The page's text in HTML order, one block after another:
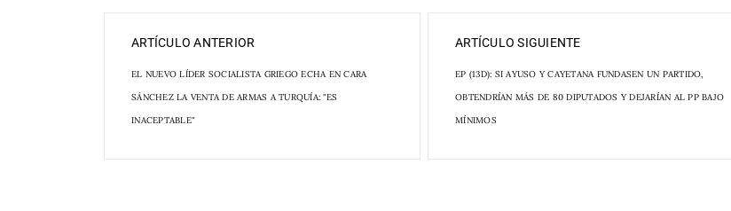
ARTÍCULO ANTERIOR
EL NUEVO LÍDER SOCIALISTA GRIEGO ECHA EN CARA
SÁNCHEZ LA VENTA DE ARMAS A TURQUÍA: "ES
INACEPTABLE"
ARTÍCULO SIGUIENTE
EP (13D): SI AYUSO Y CAYETANA FUNDASEN UN PARTIDO,
OBTENDRÍAN MÁS DE 80 DIPUTADOS Y DEJARÍAN AL PP BAJO
MÍNIMOS